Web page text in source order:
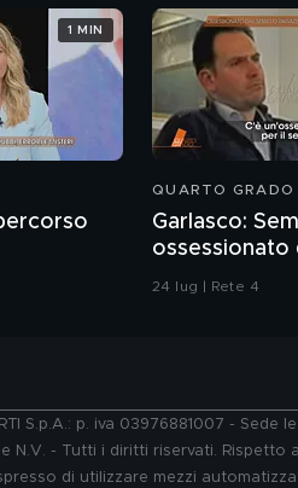
1 MIN
QUARTO GRADO
Garlasco:
ossessionato
ragazzo
24 lug | Rete 4
S.p.A.: p. iva 03976881007 -
N.V. - Tutti i diritti riservati.
di utilizzare mezzi